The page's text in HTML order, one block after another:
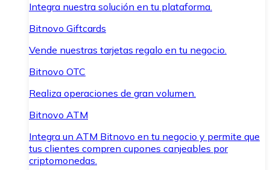
Integra nuestra solución en tu plataforma.
Bitnovo Giftcards
Vende nuestras tarjetas regalo en tu negocio.
Bitnovo OTC
Realiza operaciones de gran volumen.
Bitnovo ATM
Integra un ATM Bitnovo en tu negocio y permite que
tus clientes compren cupones canjeables por
criptomonedas.